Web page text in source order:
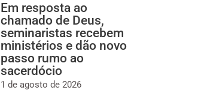
Em resposta ao
chamado de Deus,
seminaristas recebem
ministérios e dão novo
passo rumo ao
sacerdócio
1 de agosto de 2026